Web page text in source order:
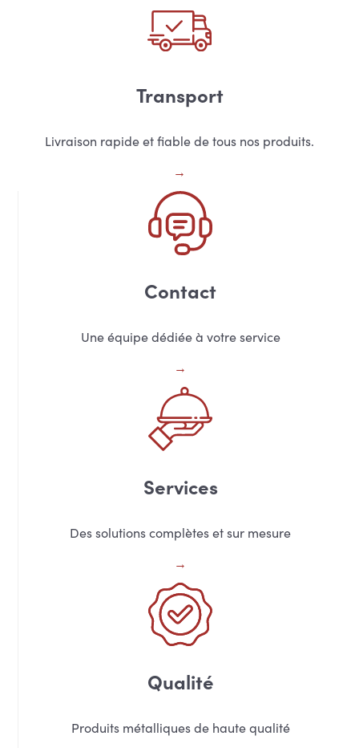
Transport
Livraison rapide et fiable de tous nos produits.
Contact
Une équipe dédiée à votre service
Services
Des solutions complètes et sur mesure
Qualité
Produits métalliques de haute qualité